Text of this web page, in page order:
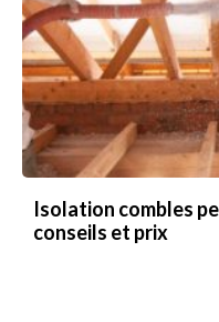
Isolation combles
conseils et prix